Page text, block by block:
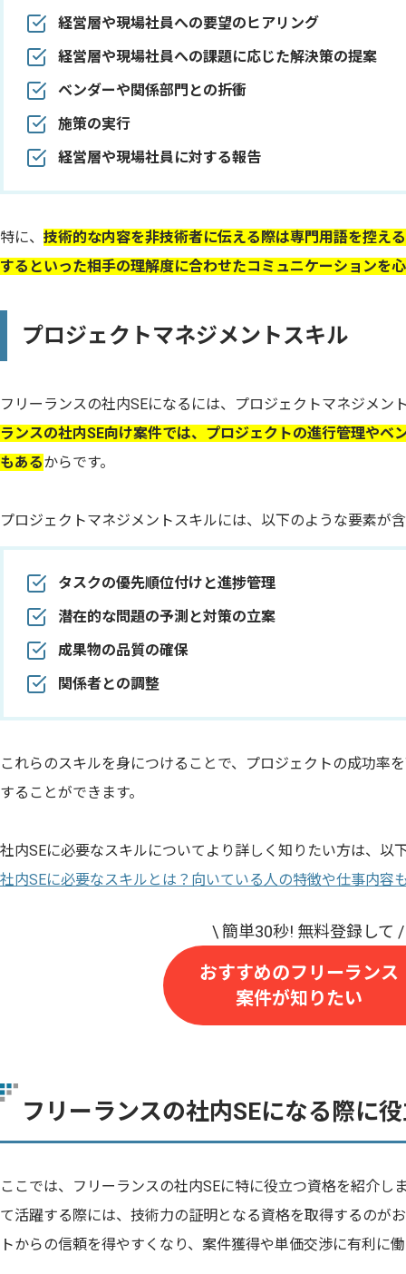
経営層や現場社員への要望のヒアリング
経営層や現場社員への課題に応じた解決策の提案
ベンダーや関係部門との折衝
施策の実行
経営層や現場社員に対する報告
特に、 技術的な内容を非技術者に伝える際は専門用語を控え
するといった相手の理解度に合わせたコミュニケーションを
プロジェクトマネジメントスキル
フリーランスの社内SEになるには、プロジェクトマネジメン
ランスの社内SE向け案件では、プロジェクトの進行管理やベ
もあるからです。
プロジェクトマネジメントスキルには、以下のような要素が
タスクの優先順位付けと進捗管理
潜在的な問題の予測と対策の立案
成果物の品質の確保
関係者との調整
これらのスキルを身につけることで、プロジェクトの成功率
することができます。
社内SEに必要なスキルについてより詳しく知りたい方は、以
社内SEに必要なスキルとは？向いている人の特徴や仕事内容
おすすめのフリーランス
案件が知りたい
フリーランスの社内SEになる際に
ここでは、フリーランスの社内SEに特に役立つ資格を紹介し
て活躍する際には、技術力の証明となる資格を取得するのが
トからの信頼を得やすくなり、案件獲得や単価交渉に有利に